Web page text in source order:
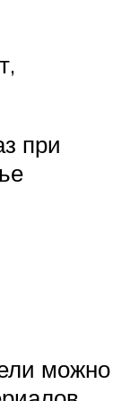
при
можно